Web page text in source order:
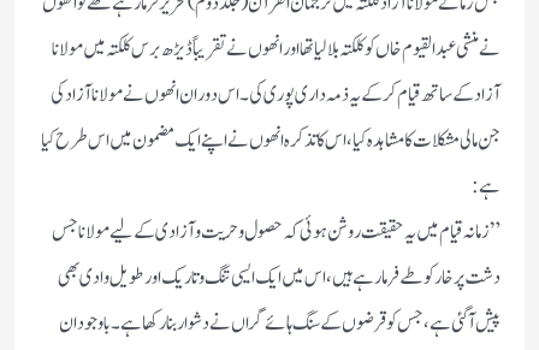
نے منشی عبدالقیوم خاں کو کلکتہ بلالیا تھا اور انھوں نے تقریباً ڈیڑھ برس کلکتہ میں مولانا
آزاد کے ساتھ قیام کرکے یہ ذمہ داری پوری کی۔اس دوران انھوں نے مولانا آزادکی
جن مالی مشکلات کا مشاہدہ کیا، اس کا تذکرہ انھوں نے اپنے ایک مضمون میں اس طرح کیا
ہے:
”زمانہ قیام میں یہ حقیقت روشن ہوئی کہ حصول وحریت وآزادی کے لیے مولانا جس
دشت پرخار کو طے فرمارہے ہیں، اس میں ایک ایسی تنگ وتاریک اور طویل وادی بھی
پیش آگئی ہے، جس کو قرضوں کے سنگ ہائے گراں نے دشوار بنارکھا ہے۔ باوجود ان